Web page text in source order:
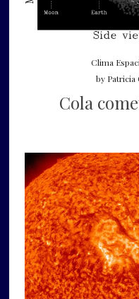
Clima
by Patricia
Cola